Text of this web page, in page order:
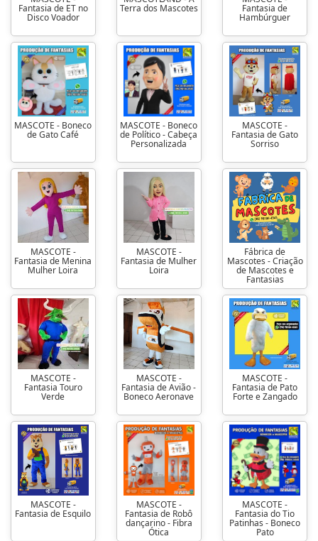
Fantasia de ET no
Disco Voador
Terra dos Mascotes Fantasia de
Hambúrguer
MASCOTE - Boneco
de Gato Café
MASCOTE - Boneco
de Político - Cabeça
Personalizada
MASCOTE -
Fantasia de Gato
Sorriso
MASCOTE -
Fantasia de Menina
Mulher Loira
MASCOTE -
Fantasia de Mulher
Loira
Fábrica de
Mascotes - Criação
de Mascotes e
Fantasias
MASCOTE -
Fantasia Touro
Verde
MASCOTE -
Fantasia de Avião -
Boneco Aeronave
MASCOTE -
Fantasia de Pato
Forte e Zangado
MASCOTE -
Fantasia de Esquilo
MASCOTE -
Fantasia de Robô
dançarino - Fibra
Ótica
MASCOTE -
Fantasia do Tio
Patinhas - Boneco
Pato